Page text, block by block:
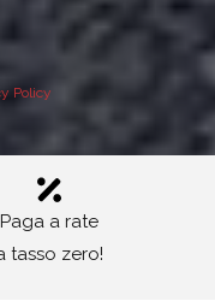
Policy
Paga a rate
tasso zero!